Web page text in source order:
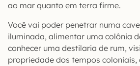
ao mar quanto em terra firme.
Você vai poder penetrar numa
iluminada, alimentar uma colônia
conhecer uma destilaria de rum,
propriedade dos tempos